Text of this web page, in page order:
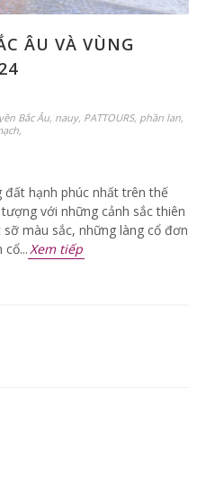
ÂU VÀ VÙNG
Bắc Âu, nauy, PATTOURS, phần lan,
,
đất hạnh phúc nhất trên thế
với những cảnh sắc thiên
màu sắc, những làng cổ đơn
Xem tiếp